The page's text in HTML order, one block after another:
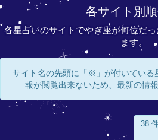
各サイト別
各星占いのサイトでやぎ座が何位だ
ます。
サイト名の先頭に「※」が付いている
報が閲覧出来ないため、最新の情
38